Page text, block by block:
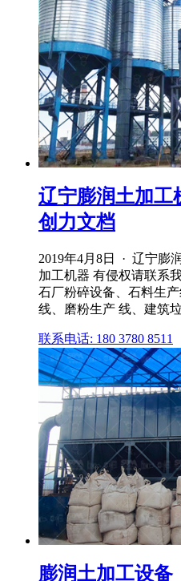
辽宁膨润土加工
创力文档
2019年4月8日 · 辽宁膨
加工机器 有侵权请联系
石厂粉碎设备、石料生
线、磨粉生产 线、建筑
联系电话: 180 3780 8511
膨润土加工设备